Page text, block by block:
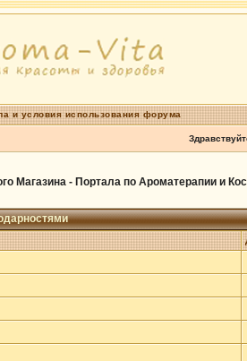
и условия использования форума
Магазина - Портала по Ароматерапии и